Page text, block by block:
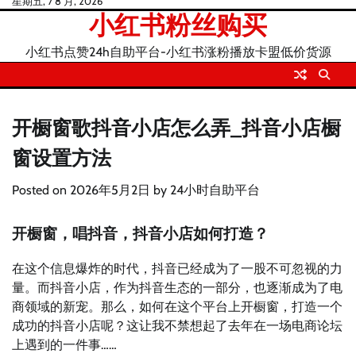
小红书粉丝购买
小红书点赞24h自助平台-小红书涨粉播放卡盟低价货源
开橱窗歌抖音小店怎么弄_抖音小店橱
窗设置方法
Posted on 2026年5月2日 by 24小时自助平台
开橱窗，唱抖音，抖音小店如何打造？
在这个信息爆炸的时代，抖音已经成为了一股不可忽视的力
量。而抖音小店，作为抖音生态的一部分，也逐渐成为了电
商领域的新宠。那么，如何在这个平台上开橱窗，打造一个
成功的抖音小店呢？这让我不禁想起了去年在一场电商论坛
上遇到的一件事……